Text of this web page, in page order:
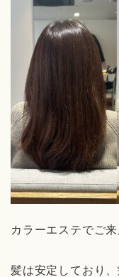
カラーエステでご
髪は安定しており